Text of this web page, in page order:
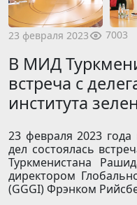
23 февраля 2023 7003
В МИД
встреча с
института
23 февраля 2023
дел состоялась
Туркменистана
директором
(GGGI) Фрэнком